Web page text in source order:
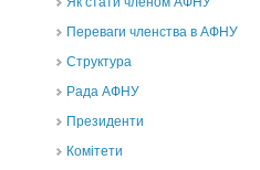
Переваги членства в АФНУ
Структура
Рада АФНУ
Президенти
Комітети